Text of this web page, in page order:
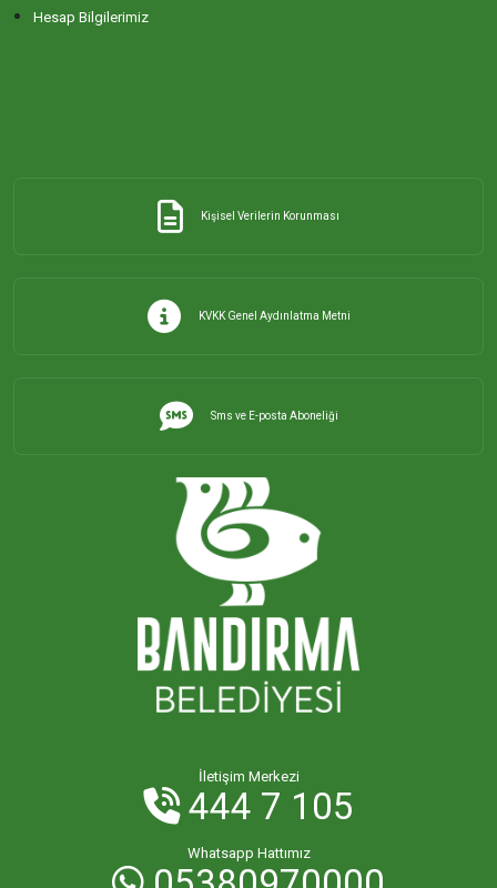
Hesap Bilgilerimiz
Kişisel Verilerin Korunması
KVKK Genel Aydınlatma Metni
Sms ve E-posta Aboneliği
İletişim Merkezi
444 7 105
Whatsapp Hattımız